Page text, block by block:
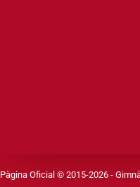
Pàgina Oficial © 2015-2026 -